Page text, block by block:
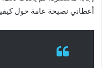
أعطاني نصيحة عامة حول